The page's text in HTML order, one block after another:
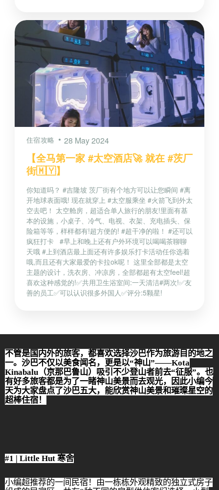
住宿攻略 28 May 2024
【全马第一家 #太空酒店🚀 就在 #茨厂
街🇲🇾】
你知道吗？ #吉隆坡 茨厂街有个地方可以让您瞬间 #离
开地球表面哦! 现在就穿上 #太空服乘坐 #火箭飞到外太
空去吧！ 太空舱房，超适合单人旅行的朋友!里面有基
本的设施，小桌子、冷气、电视、衣架、充电插头、保
险箱等等，样样都有!超方便的! #超干净的啦！ #还可以
疯狂打卡 #早上和晚上还有户外环境可以喝喝茶聊聊
天哦 #上到酒店最上面还有许多娱乐打卡活动任你选着
哦,而且还有大家最爱的卡拉ok呢！ 这里全部都是太空
主题的设计，洗衣房、冲凉房，全部都超有太空feel!超
喜欢这种感觉的!✅共用卫生浴室间:一天清洁#两次!✅友
善的员工✅可以认识很多外国人✅评分:5颗星!
不管是国内外的旅客，都喜欢选择沙巴作为旅游目的地之
一。沙巴不仅以美食闻名，更是以“神山”——Kota
Kinabalu （京那巴鲁山）吸引不少登山者前去“征服”。也
有好多旅客都是为了一睹神山美景而去观光，因此小编今
天为大家盘点了沙巴五大，能欣赏神山美景和璀璨星空的
超棒住宿！
#1 | Little Hut 寒舍
小编超推荐的一间民宿！由一栋栋外观精致的独立式房子